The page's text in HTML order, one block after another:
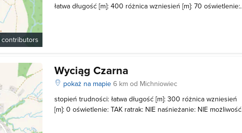
contributors
łatwa długość [m]: 400 różnica wzniesień [m]: 70 oświetlenie:
Wyciąg Czarna
pokaż na mapie6 km od Michniowiec
stopień trudności: łatwa długość [m]: 300 różnica wzniesień
[m]: 0 oświetlenie: TAK ratrak: NIE naśnieżanie: NIE możliwość